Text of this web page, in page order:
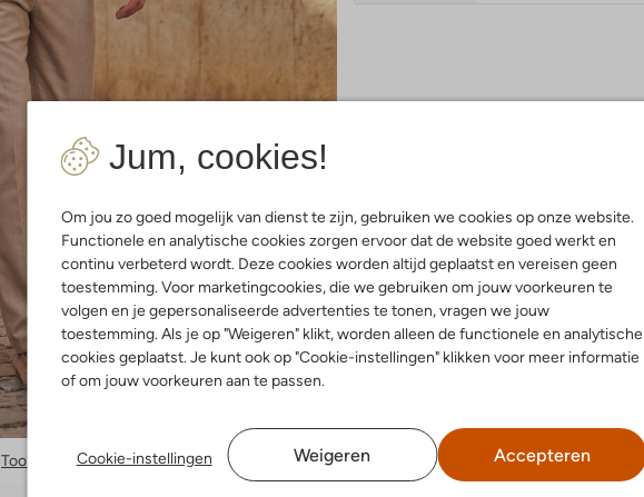
Jum, cookies!
Om jou zo goed mogelijk van dienst te zijn, gebruiken we cookies op onze website.
Functionele en analytische cookies zorgen ervoor dat de website goed werkt en
continu verbeterd wordt. Deze cookies worden altijd geplaatst en vereisen geen
toestemming. Voor marketingcookies, die we gebruiken om jouw voorkeuren te
volgen en je gepersonaliseerde advertenties te tonen, vragen we jouw
toestemming. Als je op "Weigeren" klikt, worden alleen de functionele en analytische
cookies geplaatst. Je kunt ook op "Cookie-instellingen" klikken voor meer informatie
of om jouw voorkeuren aan te passen.
Cookie-instellingen Weigeren Accepteren
Afspelen
Toon meer info over Rogier